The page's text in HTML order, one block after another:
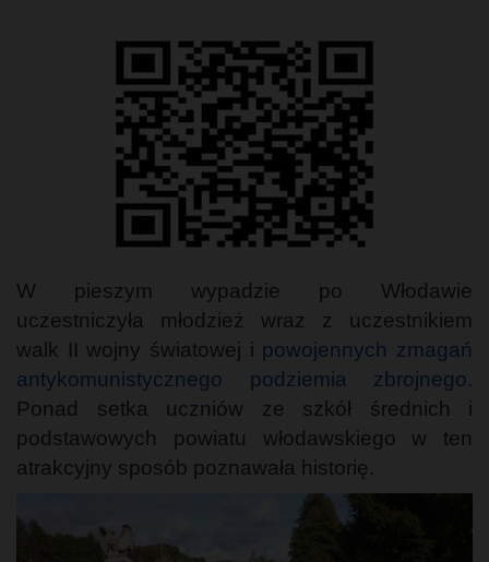
W pieszym wypadzie po Włodawie
uczestniczyła młodzież wraz z uczestnikiem
walk II wojny światowej i powojennych zmagań
antykomunistycznego podziemia zbrojnego.
Ponad setka uczniów ze szkół średnich i
podstawowych powiatu włodawskiego w ten
atrakcyjny sposób poznawała historię.